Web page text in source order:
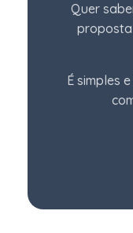
Quer
proposta
É simples